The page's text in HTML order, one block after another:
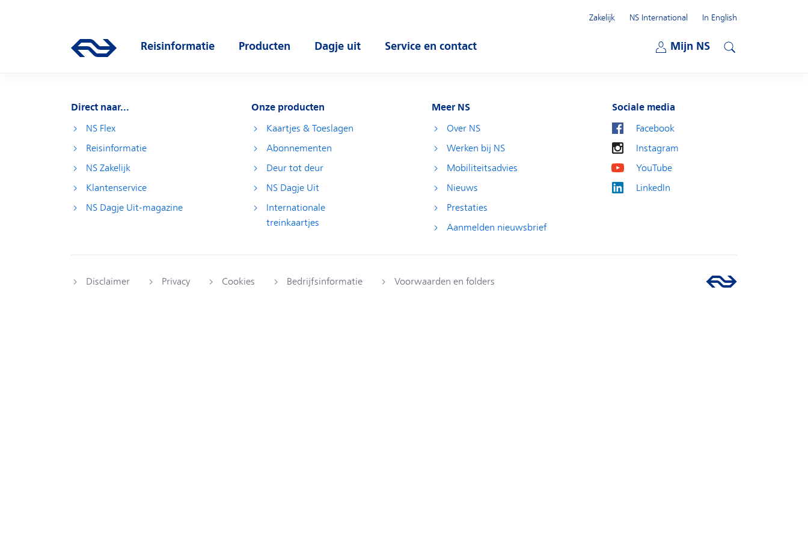
Ga naar de homepage van ns.nl
Reisinformatie
Producten
Dagje uit
Service en contact
Mijn NS
Zakelijk
NS International
In English
Direct naar...
NS Flex
Reisinformatie
NS Zakelijk
Klantenservice
NS Dagje Uit-magazine
Onze producten
Kaartjes & Toeslagen
Abonnementen
Deur tot deur
NS Dagje Uit
Internationale
treinkaartjes
Meer NS
Over NS
Werken bij NS
Mobiliteitsadvies
Nieuws
Prestaties
Aanmelden nieuwsbrief
Sociale media
Facebook
Instagram
YouTube
LinkedIn
Disclaimer Privacy Cookies Bedrijfsinformatie Voorwaarden en folders